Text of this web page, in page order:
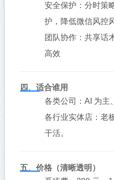
安全保护：分时策
护，降低微信风控
团队协作：共享话
高效
四、适合谁用
各类公司：AI 为主
各行业实体店：老
干活。
五、价格（清晰透明）